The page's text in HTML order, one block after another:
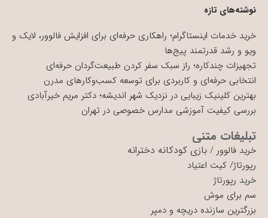
نوشته‌های تازه
خرید خدمات اینستاگرام؛ راهکاری حرفه‌ای برای افزایش فالوور، لایک و
ویو و رشد قدرتمند پیج‌ها
تجهیزات چندکاره؛ راز سبک سفر کردن طبیعت‌گردان حرفه‌ای
انتخابی حرفه‌ای و کاربردی برای توسعه کسب‌وکارهای مدرن
بهترین کلینیک زیبایی در نزدیک شهر اندیشه؛ دکتر مریم خیرآبادی
بررسی کیفیت آموزشی مدارس خصوصی در تهران
تبلیغات متنی
خرید فالوور / بازی کودکانه دخترانه
رپورتاژ/ کیت اعتیاد
خرید رپورتاژ
سم برای موش
بزرگترین سازنده دریچه و دمپر